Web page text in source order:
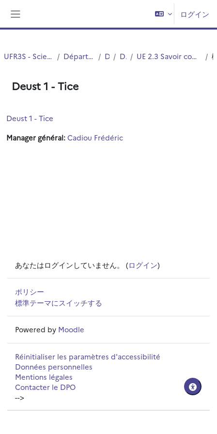
ログイン
UFR3S - Sciences de Santé et du Sport Département UFR3S - SSEP DEUST DEUST 1 UE 2.3 Savoir communiquer en milieux professionnels
Deust 1 - Tice
Deust 1 - Tice
Manager général:Cadiou Frédéric
あなたはログインしていません。 (ログイン)
ポリシー
標準テーマにスイッチする
Powered by Moodle
Réinitialiser les paramètres d'accessibilité
Données personnelles
Mentions légales
Contacter le DPO
-->